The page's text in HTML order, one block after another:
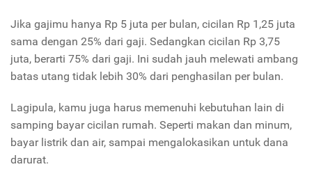
Jika gajimu hanya Rp 5 juta per bulan, cicilan Rp 1,25 juta
sama dengan 25% dari gaji. Sedangkan cicilan Rp 3,75
juta, berarti 75% dari gaji. Ini sudah jauh melewati ambang
batas utang tidak lebih 30% dari penghasilan per bulan.
Lagipula, kamu juga harus memenuhi kebutuhan lain di
samping bayar cicilan rumah. Seperti makan dan minum,
bayar listrik dan air, sampai mengalokasikan untuk dana
darurat.